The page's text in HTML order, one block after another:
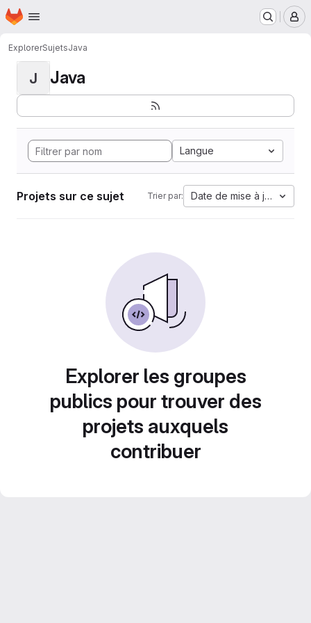
Passer au contenu principal
Page d'accueil
ExplorerSujetsJava
J Java
Langue
Projets sur ce sujet Trier par: Date de mise à jour
Explorer les groupes
publics pour trouver des
projets auxquels
contribuer